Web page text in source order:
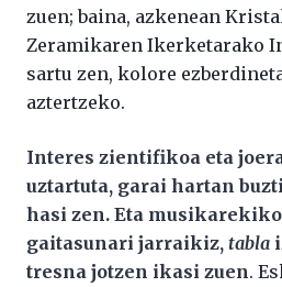
zuen; baina, azkenean
Zeramikaren Ikerketarako
sartu zen, kolore
aztertzeko.
Interes zientifikoa eta
uztartuta, garai hartan
hasi zen. Eta
gaitasunari jarraikiz, tabla
tresna jotzen ikasi zuen.